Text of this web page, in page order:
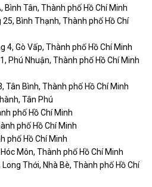
Bình Tân, Thành phố Hồ Chí Minh
Bình Thạnh, Thành phố Hồ Chí
4, Gò Vấp, Thành phố Hồ Chí Minh
Phú Nhuận, Thành phố Hồ Chí Minh
Tân Bình, Thành phố Hồ Chí Minh
Tân Phú
phố Hồ Chí Minh
phố Hồ Chí Minh
phố Hồ Chí Minh
Môn, Thành phố Hồ Chí Minh
Thới, Nhà Bè, Thành phố Hồ Chí